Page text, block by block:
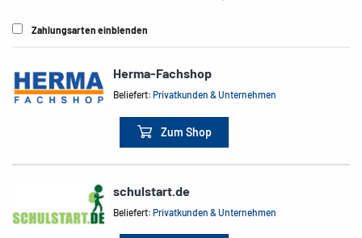
Zahlungsarten einblenden
Herma-Fachshop
Beliefert:Privatkunden & Unternehmen
Zum Shop
schulstart.de
Beliefert:Privatkunden & Unternehmen